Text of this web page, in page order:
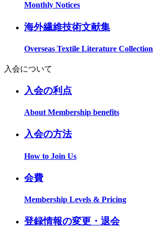
Monthly Notices
海外繊維技術文献集
Overseas Textile Literature Collection
入会について
入会の利点
About Membership benefits
入会の方法
How to Join Us
会費
Membership Levels & Pricing
登録情報の変更・退会